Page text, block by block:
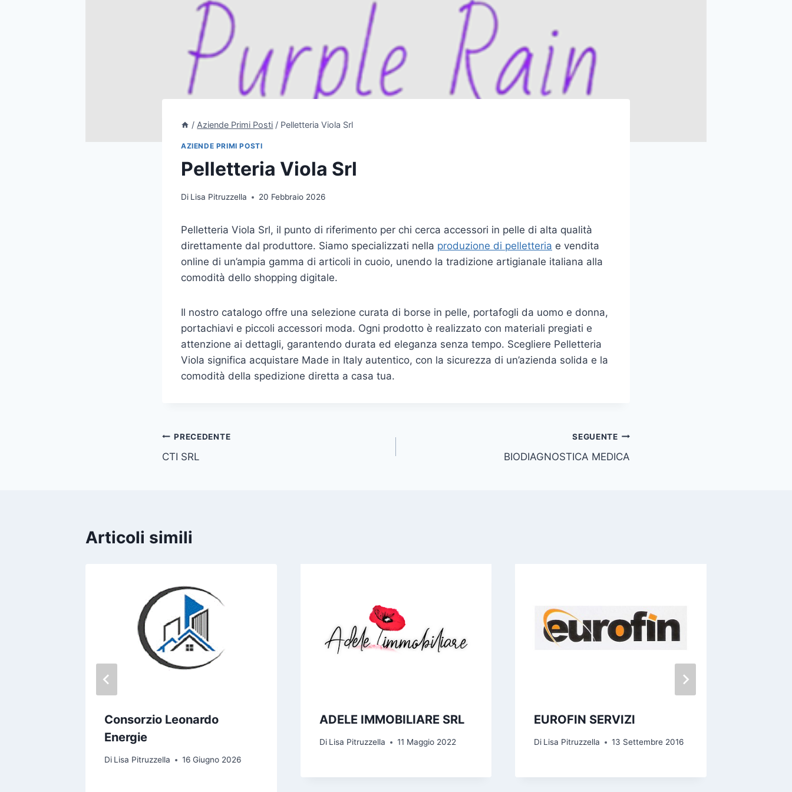
/ Aziende Primi Posti / Pelletteria Viola Srl
AZIENDE PRIMI POSTI
Pelletteria Viola Srl
Di Lisa Pitruzzella 20 Febbraio 2026
Pelletteria Viola Srl, il punto di riferimento per chi cerca accessori in pelle di alta qualità
direttamente dal produttore. Siamo specializzati nella produzione di pelletteria e vendita
online di un’ampia gamma di articoli in cuoio, unendo la tradizione artigianale italiana alla
comodità dello shopping digitale.
Il nostro catalogo offre una selezione curata di borse in pelle, portafogli da uomo e donna,
portachiavi e piccoli accessori moda. Ogni prodotto è realizzato con materiali pregiati e
attenzione ai dettagli, garantendo durata ed eleganza senza tempo. Scegliere Pelletteria
Viola significa acquistare Made in Italy autentico, con la sicurezza di un’azienda solida e la
comodità della spedizione diretta a casa tua.
Navigazione
articoli
PRECEDENTE
CTI SRL
SEGUENTE
BIODIAGNOSTICA MEDICA
Articoli simili
Consorzio Leonardo
Energie
Di Lisa Pitruzzella 16 Giugno 2026
ADELE IMMOBILIARE SRL
Di Lisa Pitruzzella 11 Maggio 2022
EUROFIN SERVIZI
Di Lisa Pitruzzella 13 Settembre 2016